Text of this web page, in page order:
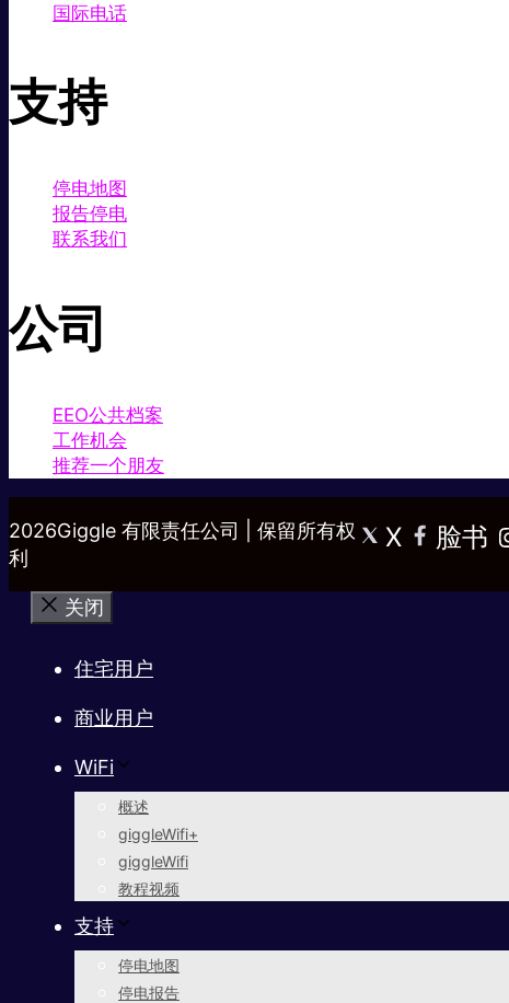
国际电话
支持
停电地图
报告停电
联系我们
公司
EEO公共档案
工作机会
推荐一个朋友
2026Giggle 有限责任公司 | 保留所有权
利
X 脸书
关闭
住宅用户
商业用户
WiFi
概述
giggleWifi+
giggleWifi
教程视频
支持
停电地图
停电报告